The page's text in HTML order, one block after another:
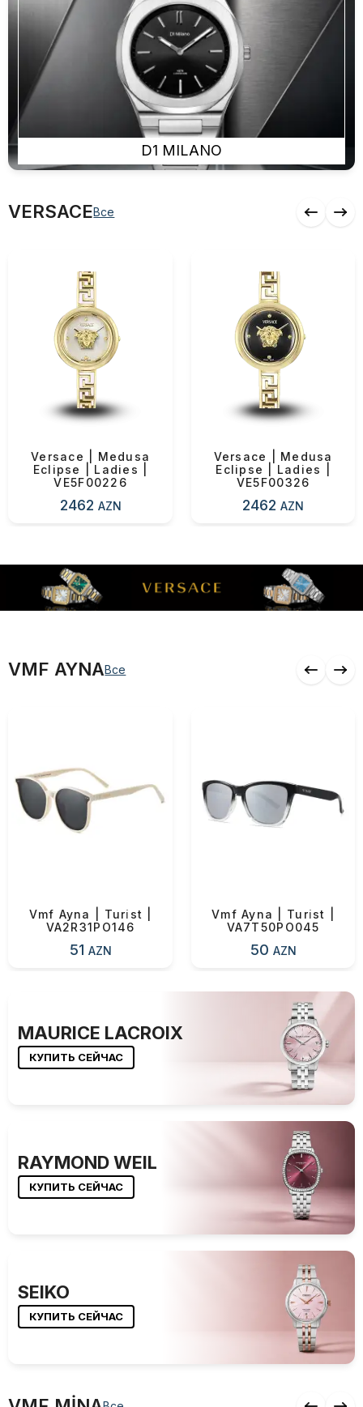
D1 MILANO
VERSACEВсе
Versace | Medusa
Eclipse | Ladies |
VE5F00226
2462 AZN
Versace | Medusa
Eclipse | Ladies |
VE5F00326
2462AZN
VMF AYNAВсе
Vmf Ayna | Turi̇st |
VA2R31PO146
51 AZN
Vmf Ayna | Turi̇st |
VA7T50PO045
50 AZN
MAURICE LACROIX
КУПИТЬ СЕЙЧАС
RAYMOND WEIL
КУПИТЬ СЕЙЧАС
SEIKO
КУПИТЬ СЕЙЧАС
Итого товаров
Скидка
Доставка
Оформить заказ